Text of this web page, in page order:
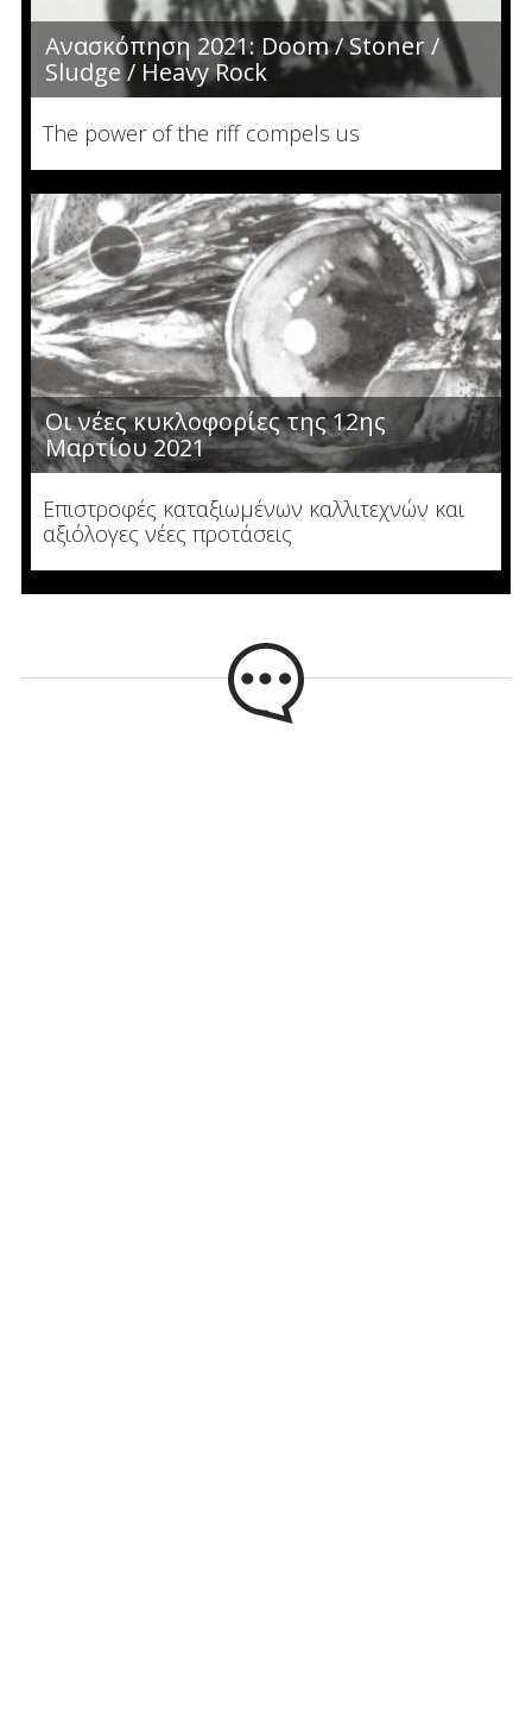
Ανασκόπηση 2021: Doom / Stoner /
Sludge / Heavy Rock
The power of the riff compels us
Οι νέες κυκλοφορίες της 12ης
Μαρτίου 2021
Επιστροφές καταξιωμένων καλλιτεχνών και
αξιόλογες νέες προτάσεις